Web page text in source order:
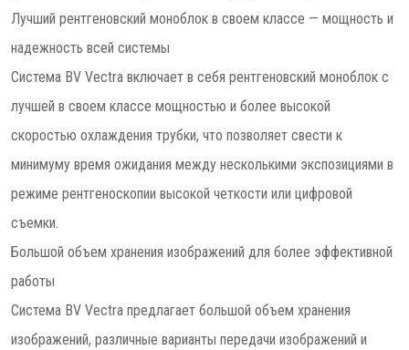
Лучший рентгеновский моноблок в своем классе — мощность и
надежность всей системы
Система BV Vectra включает в себя рентгеновский моноблок с
лучшей в своем классе мощностью и более высокой
скоростью охлаждения трубки, что позволяет свести к
минимуму время ожидания между несколькими экспозициями в
режиме рентгеноскопии высокой четкости или цифровой
съемки.
Большой объем хранения изображений для более эффективной
работы
Система BV Vectra предлагает большой объем хранения
изображений, различные варианты передачи изображений и